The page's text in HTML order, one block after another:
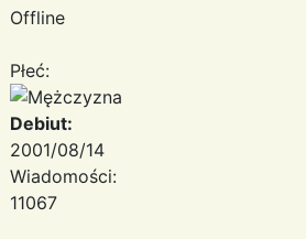
Offline
Płeć:
Debiut:
2001/08/14
Wiadomości:
11067